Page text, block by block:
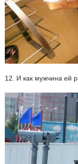
12. И как мужчина ей